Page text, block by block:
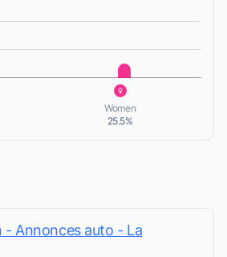
Women
25.5%
- Annonces auto - La